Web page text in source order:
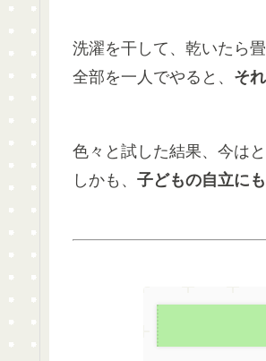
洗濯を干して、乾いたら
全部を一人でやると、 そ
色々と試した結果、今は
しかも、 子どもの自立に